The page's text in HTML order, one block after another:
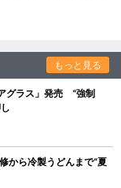
もっと見る
グラス」発売 “強制
から冷製うどんまで“夏